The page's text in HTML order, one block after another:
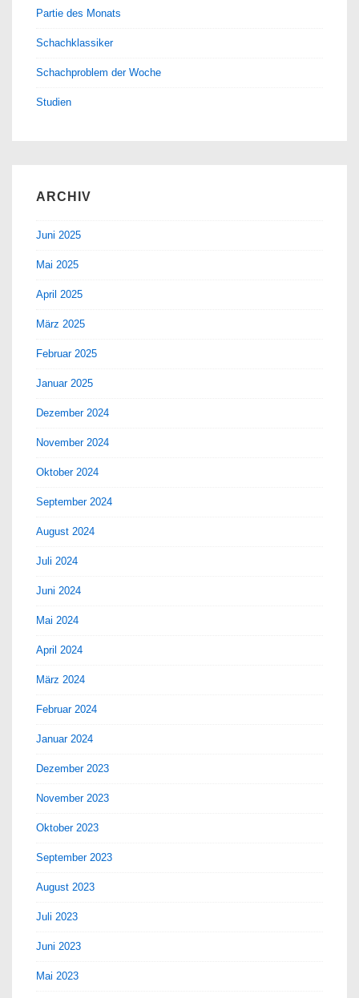
Partie des Monats
Schachklassiker
Schachproblem der Woche
Studien
ARCHIV
Juni 2025
Mai 2025
April 2025
März 2025
Februar 2025
Januar 2025
Dezember 2024
November 2024
Oktober 2024
September 2024
August 2024
Juli 2024
Juni 2024
Mai 2024
April 2024
März 2024
Februar 2024
Januar 2024
Dezember 2023
November 2023
Oktober 2023
September 2023
August 2023
Juli 2023
Juni 2023
Mai 2023